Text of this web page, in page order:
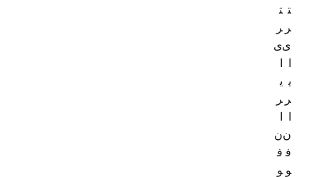
ت
ر
ی
ی
ر
ن
ف
و
ت
ر
ی
ی
ر
ن
ف
و